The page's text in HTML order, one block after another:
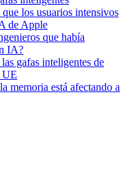
los usuarios intensivos
de Apple
que había
IA?
gafas inteligentes de
UE
memoria está afectando a